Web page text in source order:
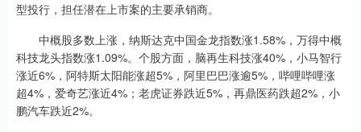
型投行，担任潜在上市案的主要承销商。
中概股多数上涨，纳斯达克中国金龙指数涨1.58%，万得中概
科技龙头指数涨1.09%。个股方面，脑再生科技涨40%，小马智行
涨近6%，阿特斯太阳能涨超5%，阿里巴巴涨逾5%，哔哩哔哩涨
超4%，爱奇艺涨近4%；老虎证券跌近5%，再鼎医药跌超2%，小
鹏汽车跌近2%。